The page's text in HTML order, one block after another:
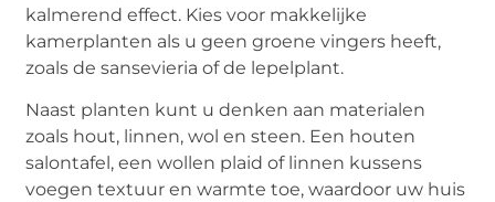
kalmerend effect. Kies voor makkelijke
kamerplanten als u geen groene vingers heeft,
zoals de sansevieria of de lepelplant.
Naast planten kunt u denken aan materialen
zoals hout, linnen, wol en steen. Een houten
salontafel, een wollen plaid of linnen kussens
voegen textuur en warmte toe, waardoor uw huis